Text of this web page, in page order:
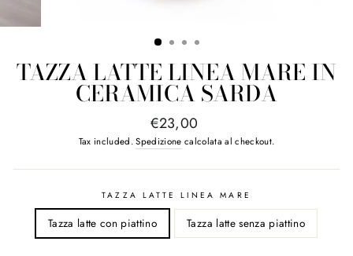
TAZZA LATTE LINEA MARE IN
CERAMICA SARDA
Regular
price
€23,00
Tax included.Spedizione calcolata al checkout.
TAZZA LATTE LINEA MARE
Tazza latte con piattino Tazza latte senza piattino